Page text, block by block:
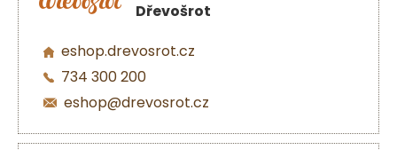
Dřevošrot
eshop.drevosrot.cz
734 300 200
eshop@drevosrot.cz